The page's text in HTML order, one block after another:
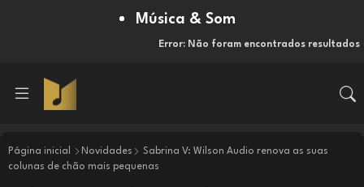
Música & Som
Error: Não foram encontrados resultados
Página inicial Novidades
Sabrina V: Wilson Audio renova as suas
colunas de chão mais pequenas